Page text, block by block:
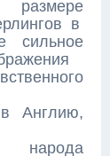
в
сильное
Англию,
народа